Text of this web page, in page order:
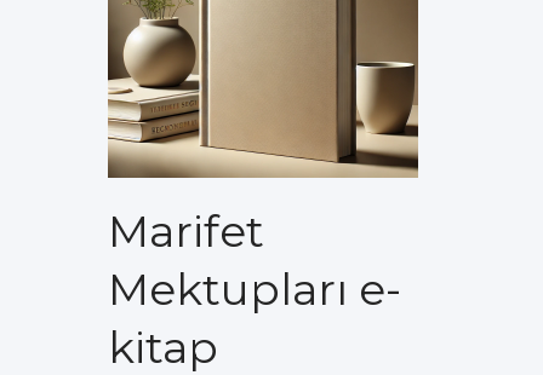
Marifet
Mektupları e-
kitap